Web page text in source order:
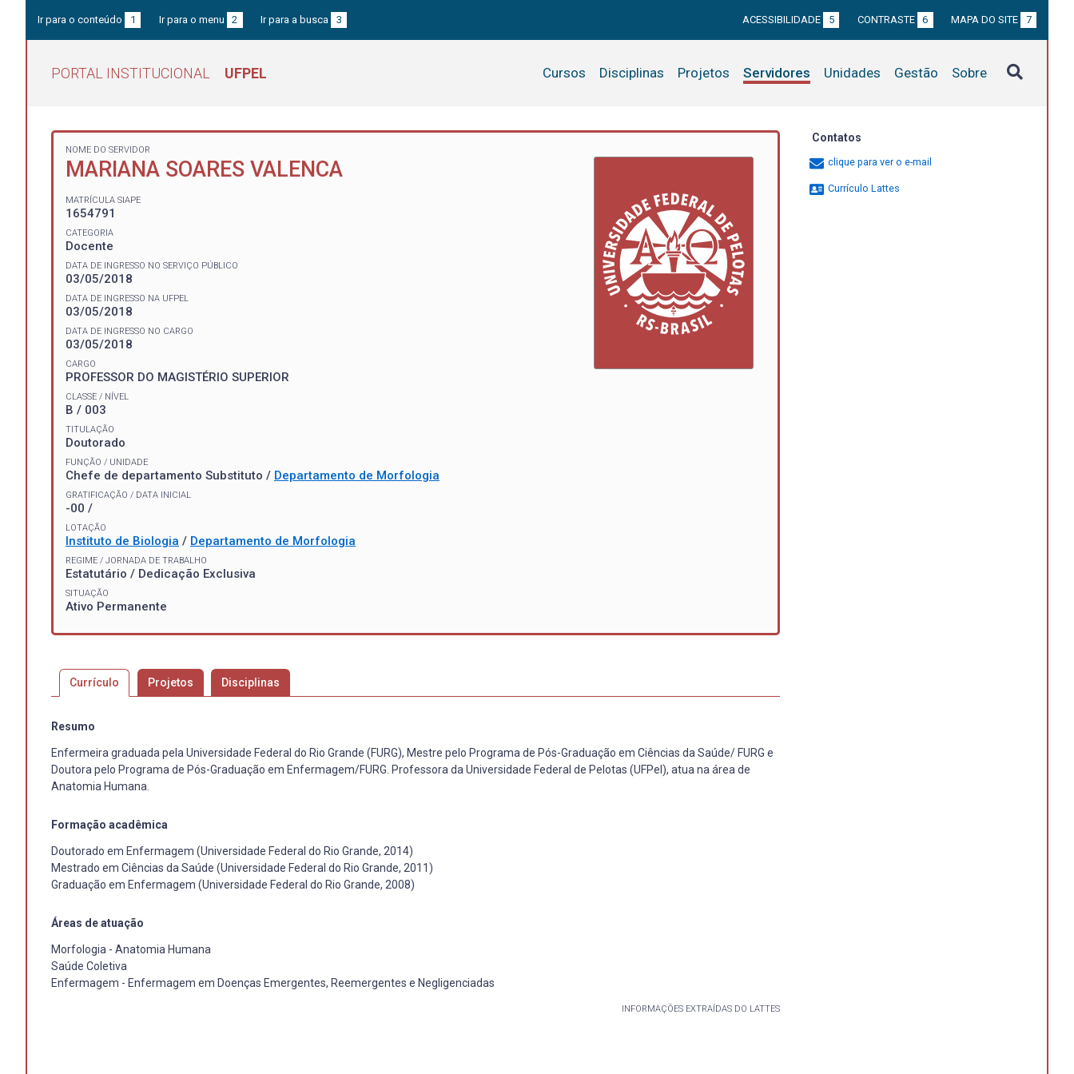
Ir para o conteúdo 1 Ir para o menu 2 Ir para a busca 3 ACESSIBILIDADE 5 CONTRASTE 6 MAPA DO SITE 7
PORTAL INSTITUCIONAL UFPEL Cursos Disciplinas Projetos Servidores Unidades Gestão Sobre
NOME DO SERVIDOR
MARIANA SOARES VALENCA
MATRÍCULA SIAPE
1654791
CATEGORIA
Docente
DATA DE INGRESSO NO SERVIÇO PÚBLICO
03/05/2018
DATA DE INGRESSO NA UFPEL
03/05/2018
DATA DE INGRESSO NO CARGO
03/05/2018
CARGO
PROFESSOR DO MAGISTÉRIO SUPERIOR
CLASSE / NÍVEL
B / 003
TITULAÇÃO
Doutorado
FUNÇÃO / UNIDADE
Chefe de departamento Substituto / Departamento de Morfologia
GRATIFICAÇÃO / DATA INICIAL
-00 /
LOTAÇÃO
Instituto de Biologia / Departamento de Morfologia
REGIME / JORNADA DE TRABALHO
Estatutário / Dedicação Exclusiva
SITUAÇÃO
Ativo Permanente
Currículo Projetos Disciplinas
Resumo
Enfermeira graduada pela Universidade Federal do Rio Grande (FURG), Mestre pelo Programa de Pós-Graduação em Ciências da Saúde/ FURG e
Doutora pelo Programa de Pós-Graduação em Enfermagem/FURG. Professora da Universidade Federal de Pelotas (UFPel), atua na área de
Anatomia Humana.
Formação acadêmica
Doutorado em Enfermagem (Universidade Federal do Rio Grande, 2014)
Mestrado em Ciências da Saúde (Universidade Federal do Rio Grande, 2011)
Graduação em Enfermagem (Universidade Federal do Rio Grande, 2008)
Áreas de atuação
Morfologia - Anatomia Humana
Saúde Coletiva
Enfermagem - Enfermagem em Doenças Emergentes, Reemergentes e Negligenciadas
INFORMAÇÕES EXTRAÍDAS DO LATTES
Contatos
clique para ver o e-mail
Currículo Lattes